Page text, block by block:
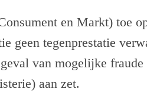
en Markt) toe
geen tegenprestatie
van mogelijke fraude
aan zet.